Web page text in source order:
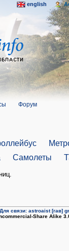
Форум
Самолеты
english
Для связи: astroaist [гав]
Share Alike